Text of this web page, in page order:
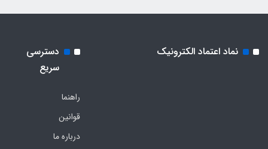
نماد اعتماد الکترونیک
دسترسی
سریع
راهنما
قوانین
درباره ما